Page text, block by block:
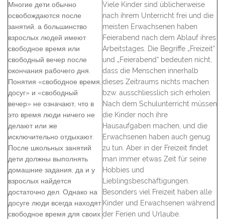
Многие дети обычно
освобождаются после
занятий, а большинство
взрослых людей имеют
свободное время или
свободный вечер после
окончания рабочего дня.
Понятия «свободное время,
досуг» и «свободный
вечер» не означают, что в
это время люди ничего не
делают или же
исключительно отдыхают.
После школьных занятий
дети должны выполнять
домашние задания, да и у
взрослых найдется
достаточно дел. Однако на
досуге люди всегда находят
свободное время для своих
Viele Kinder sind üblicherweise
nach ihrem Unterricht frei und die
meisten Erwachsenen haben
Feierabend nach dem Ablauf ihres
Arbeitstages. Die Begriffe „Freizeit“
und „Feierabend“ bedeuten nicht,
dass die Menschen innerhalb
dieses Zeitraums nichts machen
bzw. ausschliesslich sich erholen.
Nach dem Schulunterricht müssen
die Kinder noch ihre
Hausaufgaben machen, und die
Erwachsenen haben auch genug
zu tun. Aber in der Freizeit findet
man immer etwas Zeit für seine
Hobbies und
Lieblingsbeschäftigungen.
Besonders viel Freizeit haben alle
Kinder und Erwachsenen während
der Ferien und Urlaube.